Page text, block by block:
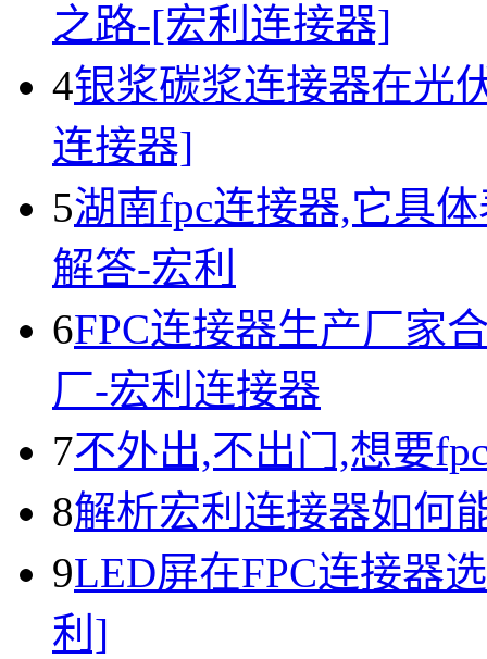
之路-[宏利连接器]
4银浆碳浆连接器在光
连接器]
5湖南fpc连接器,它具
解答-宏利
6FPC连接器生产厂家
厂-宏利连接器
7不外出,不出门,想要
8解析宏利连接器如何
9LED屏在FPC连接器
利]